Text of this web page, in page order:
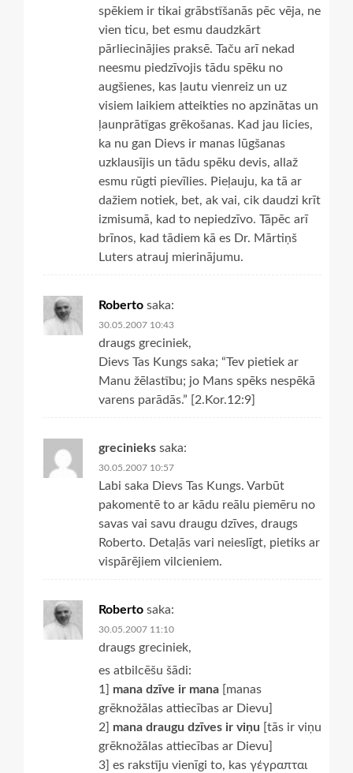
spēkiem ir tikai grābstīšanās pēc vēja, ne
vien ticu, bet esmu daudzkārt
pārliecinājies praksē. Taču arī nekad
neesmu piedzīvojis tādu spēku no
augšienes, kas ļautu vienreiz un uz
visiem laikiem atteikties no apzinātas un
ļaunprātīgas grēkošanas. Kad jau licies,
ka nu gan Dievs ir manas lūgšanas
uzklausījis un tādu spēku devis, allaž
esmu rūgti pievīlies. Pieļauju, ka tā ar
dažiem notiek, bet, ak vai, cik daudzi krīt
izmisumā, kad to nepiedzīvo. Tāpēc arī
brīnos, kad tādiem kā es Dr. Mārtiņš
Luters atrauj mierinājumu.
Roberto saka:
30.05.2007 10:43
draugs greciniek,
Dievs Tas Kungs saka; “Tev pietiek ar
Manu žēlastību; jo Mans spēks nespēkā
varens parādās.” [2.Kor.12:9]
grecinieks saka:
30.05.2007 10:57
Labi saka Dievs Tas Kungs. Varbūt
pakomentē to ar kādu reālu piemēru no
savas vai savu draugu dzīves, draugs
Roberto. Detaļās vari neieslīgt, pietiks ar
vispārējiem vilcieniem.
Roberto saka:
30.05.2007 11:10
draugs greciniek,
es atbilcēšu šādi:
1] mana dzīve ir mana [manas
grēknožālas attiecības ar Dievu]
2] mana draugu dzīves ir viņu [tās ir viņu
grēknožālas attiecības ar Dievu]
3] es rakstīju vienīgi to, kas γέγραπται